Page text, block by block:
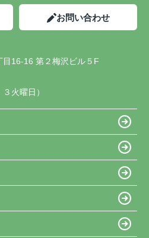
お問い合わせ
16-16 第２梅沢ビル５F
火曜日）